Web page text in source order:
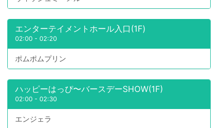
エンターテイメントホール入口(1F)
02:00 - 02:20
ポムポムプリン
ハッピーはっぴ〜バースデーSHOW(1F)
02:00 - 02:30
エンジェラ